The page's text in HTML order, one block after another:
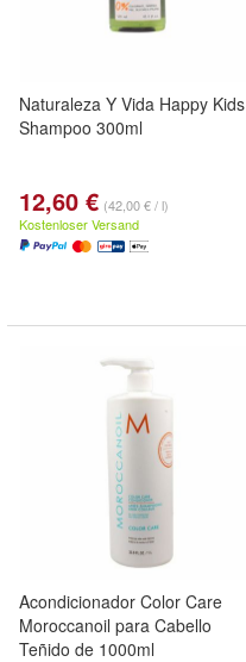
Naturaleza Y Vida Happy Kids
Shampoo 300ml
12,60 € (42,00 € / l)
Kostenloser Versand
Acondicionador Color Care
Moroccanoil para Cabello
Teñido de 1000ml